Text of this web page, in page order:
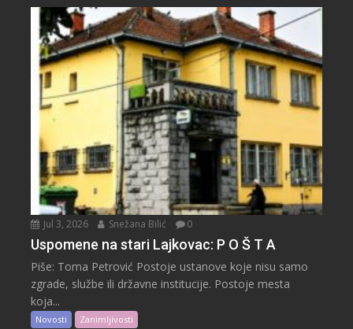
Jul 3, 2026 Snežana Bilić 0
Uspomene na stari Lajkovac: P O Š T A
Piše: Toma Petrović Postoje ustanove koje nisu samo
zgrade, službe ili državne institucije. Postoje mesta
koja...
Novosti Zanimljivosti